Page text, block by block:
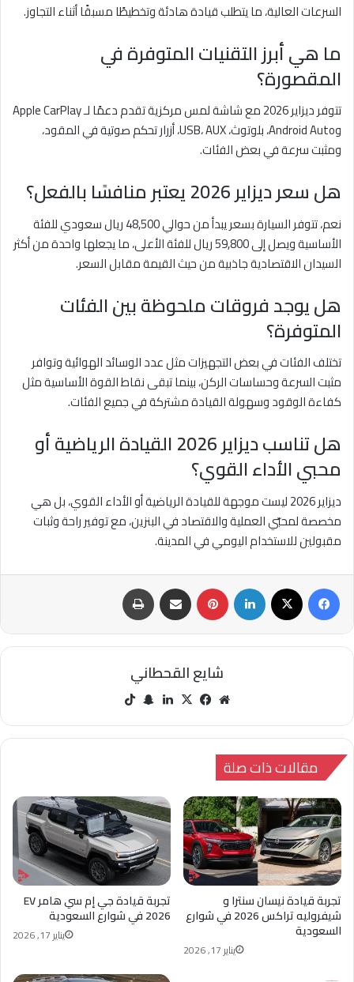
السرعات العالية، ما يتطلب قيادة هادئة وتخطيطًا مسبقًا أثناء التجاوز.
ما هي أبرز التقنيات المتوفرة في
المقصورة؟
تتوفر ديزاير 2026 مع شاشة لمس مركزية تقدم دعمًا لـ Apple CarPlay
وAndroid Auto، بلوتوث، USB، AUX، أزرار تحكم صوتية في المقود،
ومثبت سرعة في بعض الفئات.
هل سعر ديزاير 2026 يعتبر منافسًا بالفعل؟
نعم، تتوفر السيارة بسعر يبدأ من حوالي 48,500 ريال سعودي للفئة
الأساسية ويصل إلى 59,800 ريال للفئة الأعلى، ما يجعلها واحدة من أكثر
السيدان الاقتصادية جاذبية من حيث القيمة مقابل السعر.
هل يوجد فروقات ملحوظة بين الفئات
المتوفرة؟
تختلف الفئات في بعض التجهيزات مثل عدد الوسائد الهوائية وتوافر
مثبت السرعة وحساسات الركن، بينما تبقى نقاط القوة الأساسية مثل
كفاءة الوقود وسهولة القيادة مشتركة في جميع الفئات.
هل تناسب ديزاير 2026 القيادة الرياضية أو
محبي الأداء القوي؟
ديزاير 2026 ليست موجهة للقيادة الرياضية أو الأداء القوي، بل هي
مخصصة لمحبّي العملية والاقتصاد في البنزين، مع توفير راحة وثبات
مقبولين للاستخدام اليومي في المدينة.
فيسبوك ‫X لينكدإن بينتيريست مشاركة عبر البريد طباعة
شايع القحطاني
مو
الوي
في
وك
‫X لينك سنا
تشا
مقالات ذات صلة
تجربة قيادة جي إم سي هامر EV
2026 في شوارع السعودية
يناير 17, 2026
تجربة قيادة نيسان سنترا و
شيفروليه تراكس 2026 في شوارع
السعودية
يناير 17, 2026